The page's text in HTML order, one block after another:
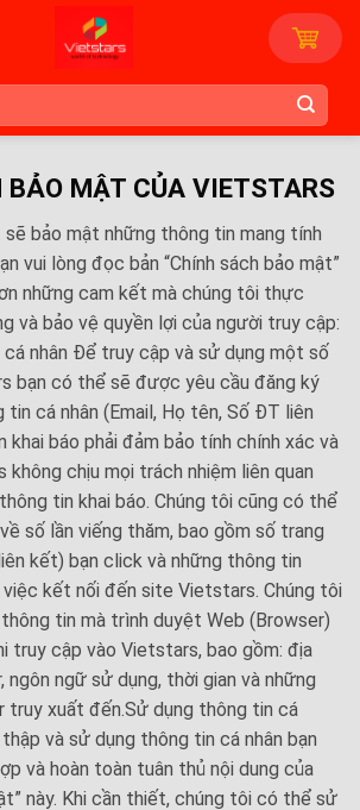
BẢO MẬT CỦA VIETSTARS
bảo mật những thông tin mang tính
vui lòng đọc bản “Chính sách bảo mật”
những cam kết mà chúng tôi thực
và bảo vệ quyền lợi của người truy cập:
nhân Để truy cập và sử dụng một số
bạn có thể sẽ được yêu cầu đăng ký
cá nhân (Email, Họ tên, Số ĐT liên
khai báo phải đảm bảo tính chính xác và
không chịu mọi trách nhiệm liên quan
tin khai báo. Chúng tôi cũng có thể
số lần viếng thăm, bao gồm số trang
kết) bạn click và những thông tin
việc kết nối đến site Vietstars. Chúng tôi
tin mà trình duyệt Web (Browser)
truy cập vào Vietstars, bao gồm: địa
ngôn ngữ sử dụng, thời gian và những
truy xuất đến.Sử dụng thông tin cá
và sử dụng thông tin cá nhân bạn
và hoàn toàn tuân thủ nội dung của
này. Khi cần thiết, chúng tôi có thể sử